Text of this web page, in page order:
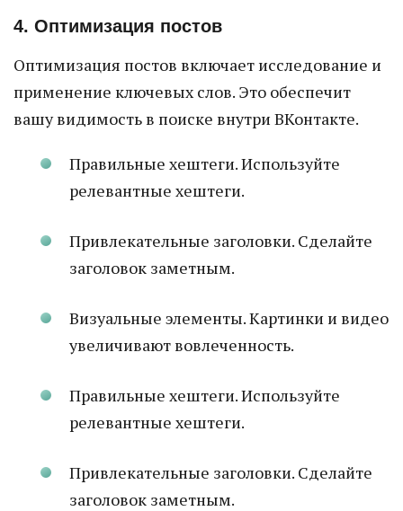
4. Оптимизация постов
Оптимизация постов включает исследование и
применение ключевых слов. Это обеспечит
вашу видимость в поиске внутри ВКонтакте.
Правильные хештеги. Используйте
релевантные хештеги.
Привлекательные заголовки. Сделайте
заголовок заметным.
Визуальные элементы. Картинки и видео
увеличивают вовлеченность.
Правильные хештеги. Используйте
релевантные хештеги.
Привлекательные заголовки. Сделайте
заголовок заметным.